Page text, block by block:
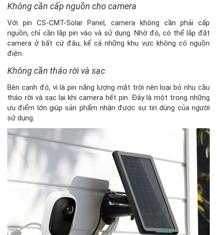
Không cần cấp nguồn cho camera
Với pin CS-CMT-Solar Panel, camera không cần phải cấp
nguồn, chỉ cần lắp pin vào và sử dụng. Nhờ đó, có thể lắp đặt
camera ở bất cứ đâu, kể cả những khu vực không có nguồn
điện.
Không cần tháo rời và sạc
Bên cạnh đó, vì là pin năng lượng mặt trời nên loại bỏ nhu cầu
tháo rời và sạc lại khi camera hết pin. Đây là một trong những
ưu điểm lớn giúp sản phẩm nhận được sự tin dùng của người
sử dụng.